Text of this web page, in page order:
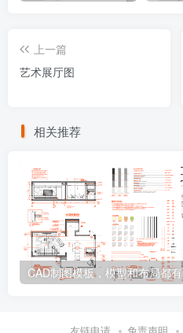
上一篇
艺术展厅图
相关推荐
CAD制图模板，模型和布局都有